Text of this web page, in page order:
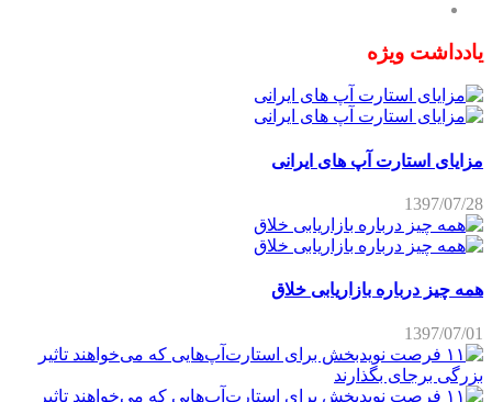
یادداشت ویژه
مزایای استارت آپ های ایرانی
1397/07/28
همه چیز درباره بازاریابی خلاق
1397/07/01